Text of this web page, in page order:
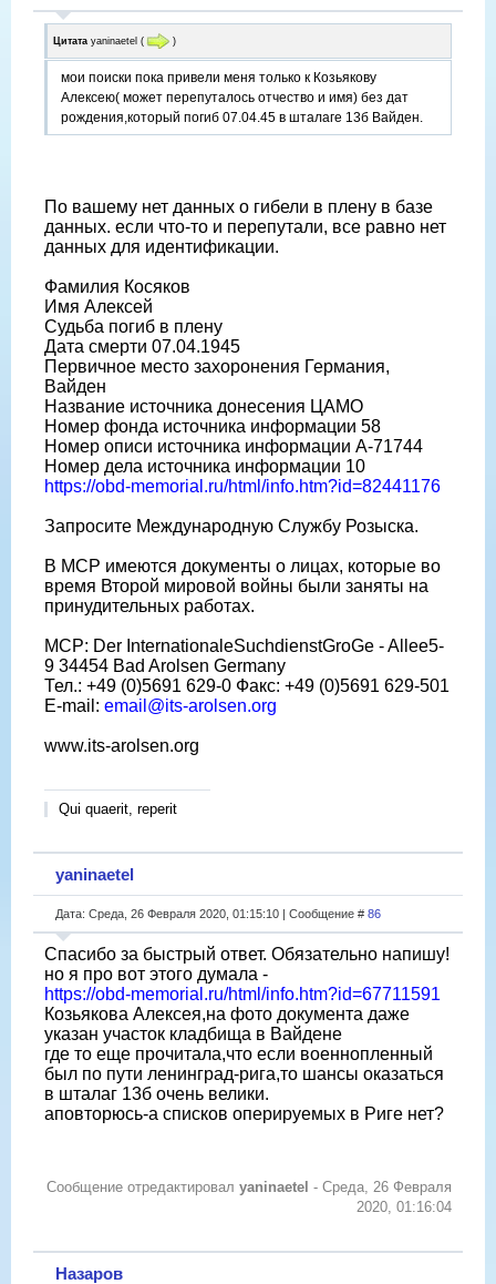
Цитата yaninaetel ( )
мои поиски пока привели меня только к Козьякову
Алексею( может перепуталось отчество и имя) без дат
рождения,который погиб 07.04.45 в шталаге 13б Вайден.
По вашему нет данных о гибели в плену в базе
данных. если что-то и перепутали, все равно нет
данных для идентификации.
Фамилия Косяков
Имя Алексей
Судьба погиб в плену
Дата смерти 07.04.1945
Первичное место захоронения Германия,
Вайден
Название источника донесения ЦАМО
Номер фонда источника информации 58
Номер описи источника информации A-71744
Номер дела источника информации 10
https://obd-memorial.ru/html/info.htm?id=82441176
Запросите Международную Службу Розыска.
В МСР имеются документы о лицах, которые во
время Второй мировой войны были заняты на
принудительных работах.
МСР: Der InternationaleSuchdienstGroGe - Allee5-
9 34454 Bad Arolsen Germany
Тел.: +49 (0)5691 629-0 Факс: +49 (0)5691 629-501
E-mail: email@its-arolsen.org
www.its-arolsen.org
Qui quaerit, reperit
yaninaetel
Дата: Среда, 26 Февраля 2020, 01:15:10 | Сообщение # 86
Спасибо за быстрый ответ. Обязательно напишу!
но я про вот этого думала -
https://obd-memorial.ru/html/info.htm?id=67711591
Козьякова Алексея,на фото документа даже
указан участок кладбища в Вайдене
где то еще прочитала,что если военнопленный
был по пути ленинград-рига,то шансы оказаться
в шталаг 13б очень велики.
аповторюсь-а списков оперируемых в Риге нет?
Сообщение отредактировал yaninaetel - Среда, 26 Февраля
2020, 01:16:04
Назаров